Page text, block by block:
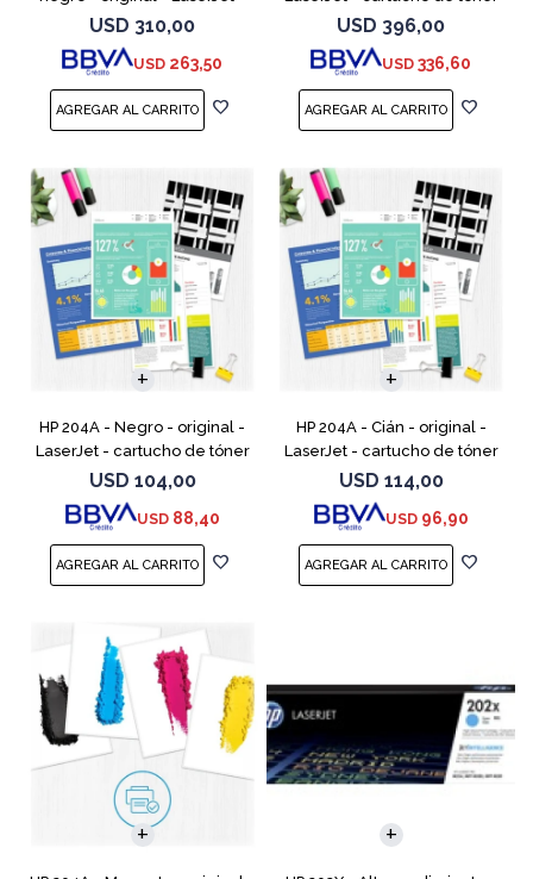
cartucho de tóner (CF410X) -
para Color LaserJet Pro M452,
MFP M377,
USD 310,00
USD 263,50
(CF237A) - para LaserJet
Managed MFP E62555;
LaserJet Managed Flow MFP
USD 396,00
USD 336,60
HP 204A - Negro - original -
LaserJet - cartucho de tóner
(CF510A) - para Color
LaserJet Pro M154a, M154nw,
MFP M180n, MFP M180n
USD 104,00
USD 88,40
HP 204A - Cián - original -
LaserJet - cartucho de tóner
(CF511A) - para Color LaserJet
Pro M154a, M154nw, MFP
M180n, MFP M180nw
USD 114,00
USD 96,90